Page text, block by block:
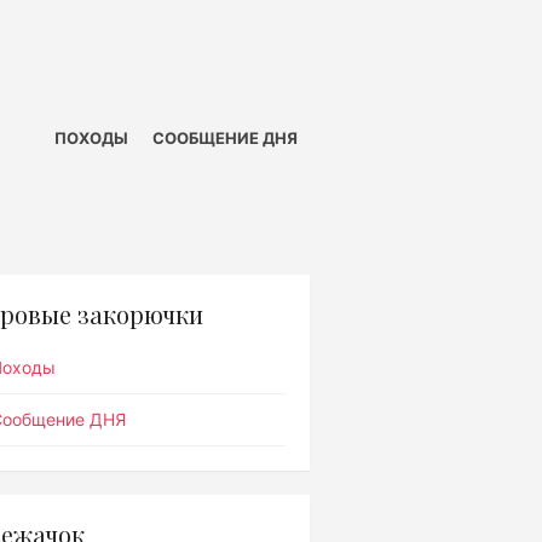
ПОХОДЫ СООБЩЕНИЕ ДНЯ
закорючки
ДНЯ